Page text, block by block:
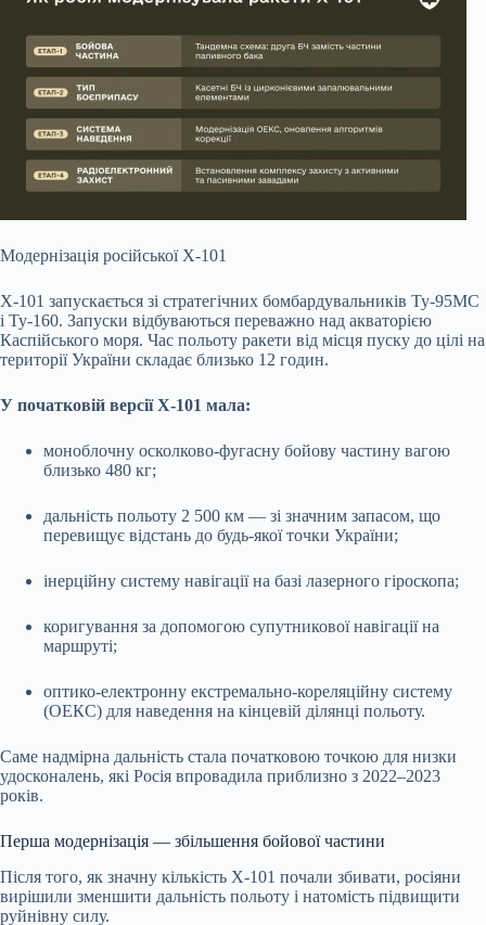
Модернізація російської Х-101
Х-101 запускається зі стратегічних бомбардувальників Ту-95МС
і Ту-160. Запуски відбуваються переважно над акваторією
Каспійського моря. Час польоту ракети від місця пуску до цілі на
території України складає близько 12 годин.
У початковій версії Х-101 мала:
моноблочну осколково-фугасну бойову частину вагою
близько 480 кг;
дальність польоту 2 500 км — зі значним запасом, що
перевищує відстань до будь-якої точки України;
інерційну систему навігації на базі лазерного гіроскопа;
коригування за допомогою супутникової навігації на
маршруті;
оптико-електронну екстремально-кореляційну систему
(ОЕКС) для наведення на кінцевій ділянці польоту.
Саме надмірна дальність стала початковою точкою для низки
удосконалень, які Росія впровадила приблизно з 2022–2023
років.
Перша модернізація — збільшення бойової частини
Після того, як значну кількість Х-101 почали збивати, росіяни
вирішили зменшити дальність польоту і натомість підвищити
руйнівну силу.